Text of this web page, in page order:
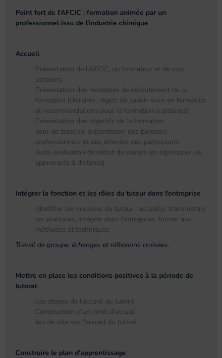
Point fort de l'AFCIC : formation animée par un
professionnel issu de l'industrie chimique
Accueil
Présentation de l'AFCIC, du formateur et de son
parcours
Présentation des modalités de déroulement de la
formation (Horaires, règles de savoir-vivre en formation
et recommandations pour la formation à distance)
Présentation des objectifs de la formation
Tour de table de présentation des parcours
professionnels et des attentes des participants
Auto-évaluation de début de séance (en ligne pour les
apprenants à distance)
Intégrer la fonction et les rôles du tuteur dans l'entreprise
Identifier les missions du tuteur : accueillir, transmettre
les pratiques, intégrer dans l'entreprise, former aux
méthodes et techniques.
Travail de groupe, échanges et réflexions croisées.
Mettre en place les conditions positives à la période de
tutorat
Les étapes de l'accueil du tutoré
Construction d'un livret d'accueil
Jeu de rôle sur l'accueil du tutoré
Construire le plan d'apprentissage